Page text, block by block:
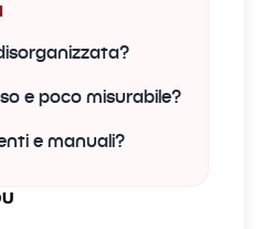
e poco misurabile?
e manuali?